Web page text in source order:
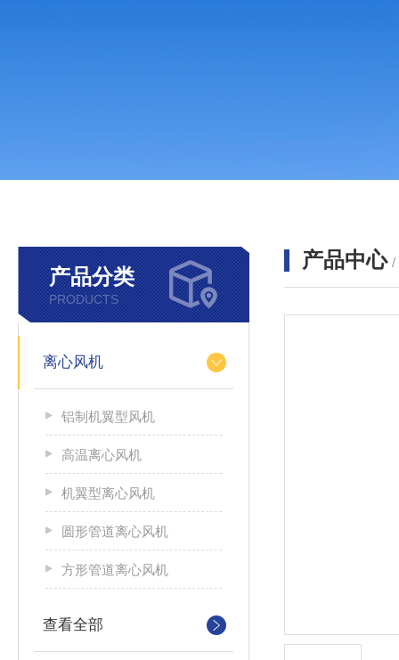
产品分类
PRODUCTS
离心风机
铝制机翼型风机
高温离心风机
机翼型离心风机
圆形管道离心风机
方形管道离心风机
查看全部
产品中心 /